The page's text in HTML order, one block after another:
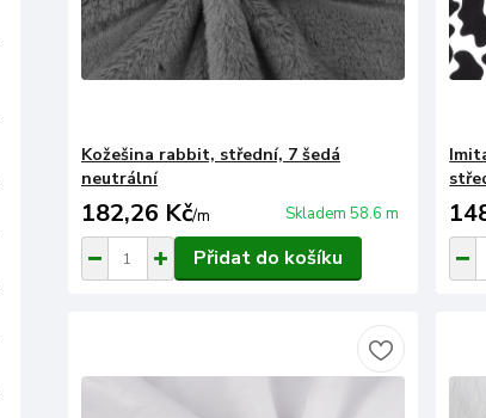
Kožešina rabbit, střední, 7 šedá
neutrální
182,26 Kč/m Skladem 58.6 m
Přidat do košíku